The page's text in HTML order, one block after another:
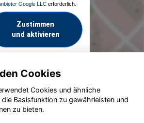
Google LLC erforderlich.
Zustimmen
und aktivieren
GmbH 2020 - 2026
Cookies
Cookies und ähnliche
Basisfunktion zu gewährleisten und
zu bieten.